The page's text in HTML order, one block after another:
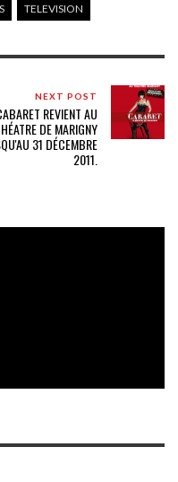
TELEVISION
NEXT POST
REVIENT AU
DE MARIGNY
31 DÉCEMBRE
2011.